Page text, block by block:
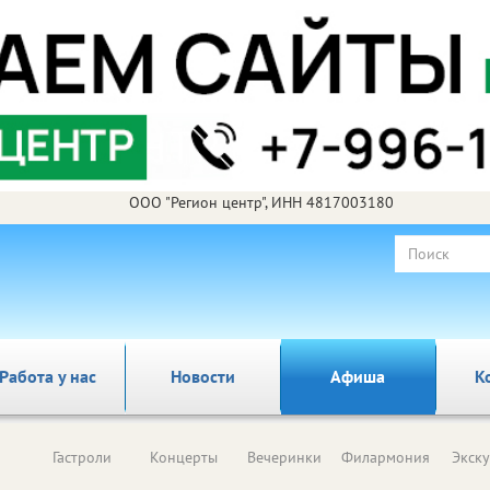
ООО "Регион центр", ИНН 4817003180
у нас Новости Афиша
Гастроли Концерты Вечеринки Филармония